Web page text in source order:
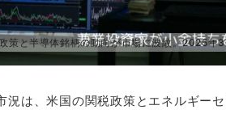
策と半導体銘柄の動向が市場に波紋。2025年
は、米国の関税政策とエネルギー